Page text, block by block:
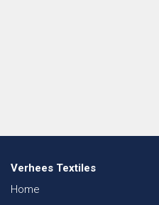
Verhees Textiles
Home